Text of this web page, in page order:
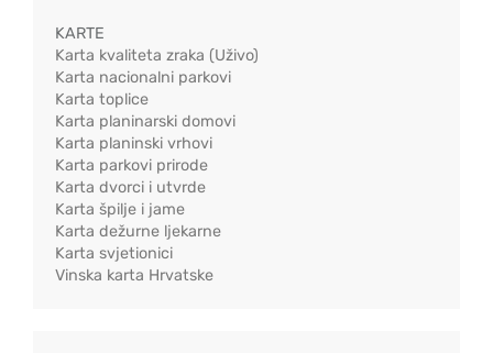
KARTE
Karta kvaliteta zraka (Uživo)
Karta nacionalni parkovi
Karta toplice
Karta planinarski domovi
Karta planinski vrhovi
Karta parkovi prirode
Karta dvorci i utvrde
Karta špilje i jame
Karta dežurne ljekarne
Karta svjetionici
Vinska karta Hrvatske